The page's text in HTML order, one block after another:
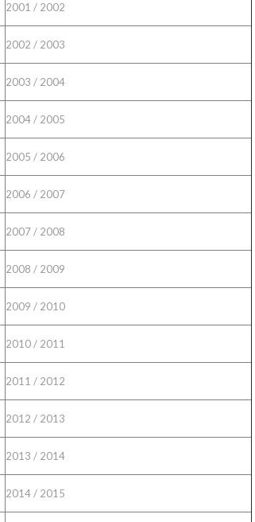
2001 / 2002
2002 / 2003
2003 / 2004
2004 / 2005
2005 / 2006
2006 / 2007
2007 / 2008
2008 / 2009
2009 / 2010
2010 / 2011
2011 / 2012
2012 / 2013
2013 / 2014
2014 / 2015